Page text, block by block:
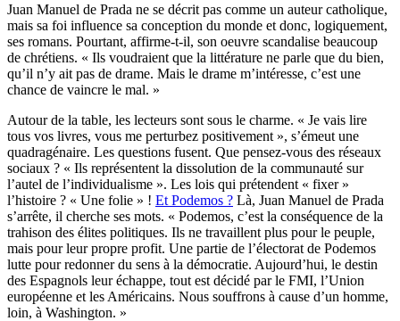
Juan Manuel de Prada ne se décrit pas comme un auteur catholique,
mais sa foi influence sa conception du monde et donc, logiquement,
ses romans. Pourtant, affirme-t-il, son oeuvre scandalise beaucoup
de chrétiens. « Ils voudraient que la littérature ne parle que du bien,
qu’il n’y ait pas de drame. Mais le drame m’intéresse, c’est une
chance de vaincre le mal. »
Autour de la table, les lecteurs sont sous le charme. « Je vais lire
tous vos livres, vous me perturbez positivement », s’émeut une
quadragénaire. Les questions fusent. Que pensez-vous des réseaux
sociaux ? « Ils représentent la dissolution de la communauté sur
l’autel de l’individualisme ». Les lois qui prétendent « fixer »
l’histoire ? « Une folie » ! Et Podemos ? Là, Juan Manuel de Prada
s’arrête, il cherche ses mots. « Podemos, c’est la conséquence de la
trahison des élites politiques. Ils ne travaillent plus pour le peuple,
mais pour leur propre profit. Une partie de l’électorat de Podemos
lutte pour redonner du sens à la démocratie. Aujourd’hui, le destin
des Espagnols leur échappe, tout est décidé par le FMI, l’Union
européenne et les Américains. Nous souffrons à cause d’un homme,
loin, à Washington. »